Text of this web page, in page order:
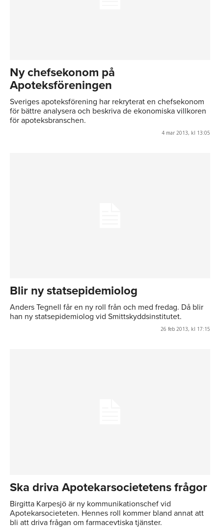
Ny chefsekonom på
Apoteksföreningen
Sveriges apoteksförening har rekryterat en chefsekonom
för bättre analysera och beskriva de ekonomiska villkoren
för apoteksbranschen.
4 mar 2013, kl 13:05
Blir ny statsepidemiolog
Anders Tegnell får en ny roll från och med fredag. Då blir
han ny statsepidemiolog vid Smittskyddsinstitutet.
26 feb 2013, kl 17:15
Ska driva Apotekarsocietetens frågor
Birgitta Karpesjö är ny kommunikationschef vid
Apotekarsocieteten. Hennes roll kommer bland annat att
bli att driva frågan om farmacevtiska tjänster.